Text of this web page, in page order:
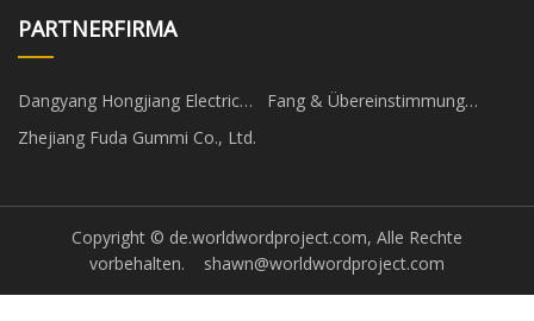
PARTNERFIRMA
Dangyang Hongjiang Electric
Co., Ltd.
Fang & Übereinstimmung
Zhejiang Fuda Gummi Co., Ltd.
Copyright © de.worldwordproject.com, Alle Rechte
vorbehalten. shawn@worldwordproject.com